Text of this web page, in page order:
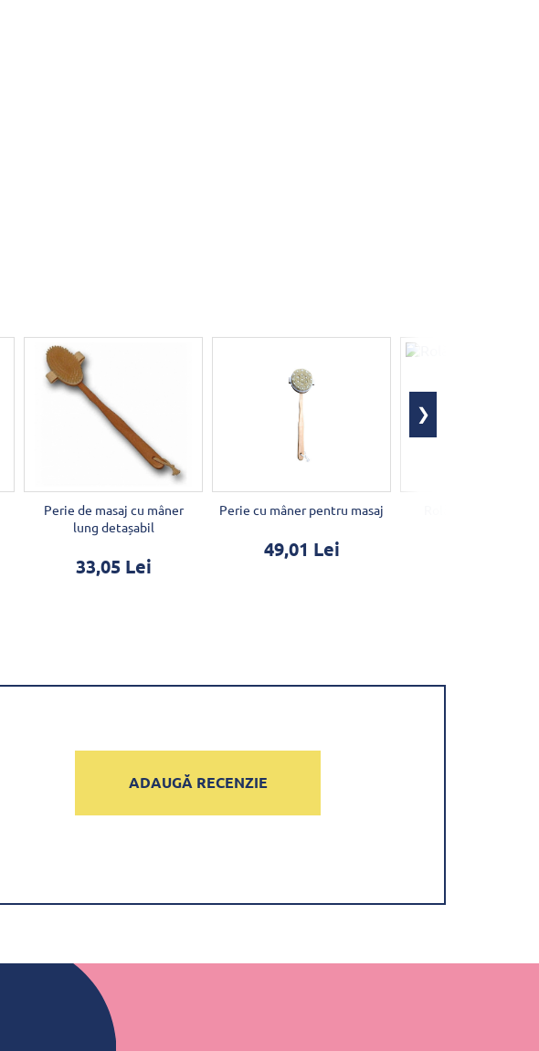
Perie de masaj cu mâner
lung detașabil
33,05 Lei
Perie cu mâner pentru masaj
49,01 Lei
ADAUGĂ RECENZIE